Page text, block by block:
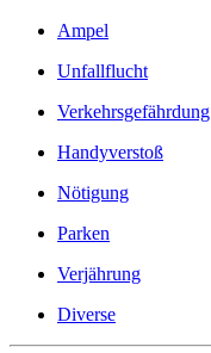
Ampel
Unfallflucht
Verkehrsgefährdung
Handyverstoß
Nötigung
Parken
Verjährung
Diverse